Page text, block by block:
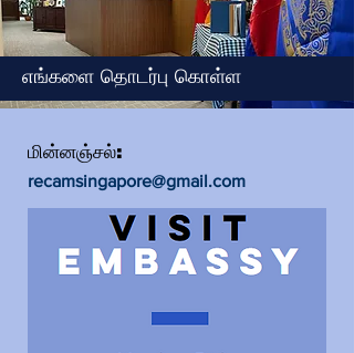
எங்களை தொடர்பு கொள்ள
மின்னஞ்சல்:
recamsingapore@gmail.com